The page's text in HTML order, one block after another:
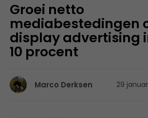
Groei netto
mediabestedingen
display advertising
10 procent
Marco Derksen 29